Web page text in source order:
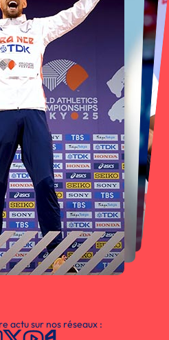
actu sur nos réseaux :